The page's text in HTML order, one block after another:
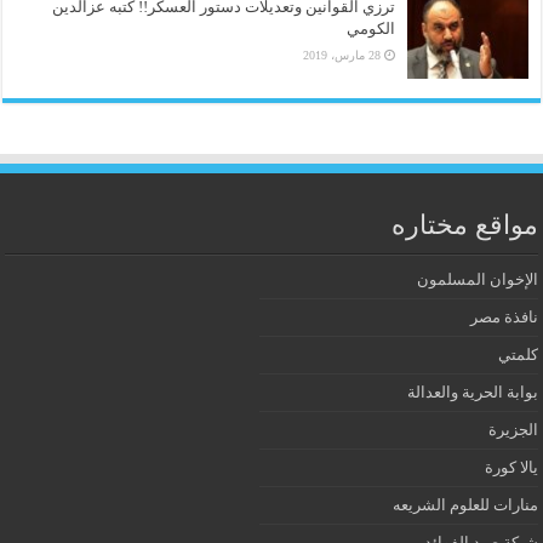
ترزي القوانين وتعديلات دستور العسكر!! كتبه عزالدين
الكومي
28 مارس، 2019
مواقع مختاره
الإخوان المسلمون
نافذة مصر
كلمتي
بوابة الحرية والعدالة
الجزيرة
يالا كورة
منارات للعلوم الشريعه